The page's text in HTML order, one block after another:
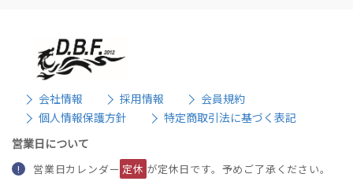
会社情報 採用情報
会員規約
個人情報保護方針
特定商取引法に基づく表記
営業日について
! 営業日カレンダー 定休 が定休日です。予めご了承ください。